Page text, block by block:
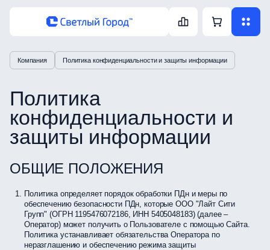
Компания Политика конфиденциальности и защиты информации
Политика
конфиденциальности и
защиты информации
ОБЩИЕ ПОЛОЖЕНИЯ
Политика определяет порядок обработки ПДн и меры по
обеспечению безопасности ПДн, которые ООО "Лайт Сити
Групп" (ОГРН 1195476072186, ИНН 5405048183) (далее –
Оператор) может получить о Пользователе с помощью Сайта.
Политика устанавливает обязательства Оператора по
неразглашению и обеспечению режима защиты